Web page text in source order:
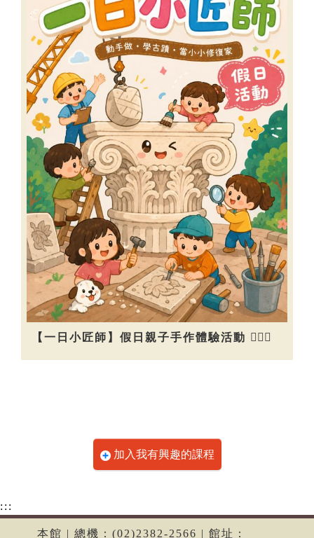
【一日小匠師】假日親子手作體驗活動 👷🏻‍♀️
加入我有興趣的課程
:::
本館 | 總機：(02)2382-2566 | 館址：